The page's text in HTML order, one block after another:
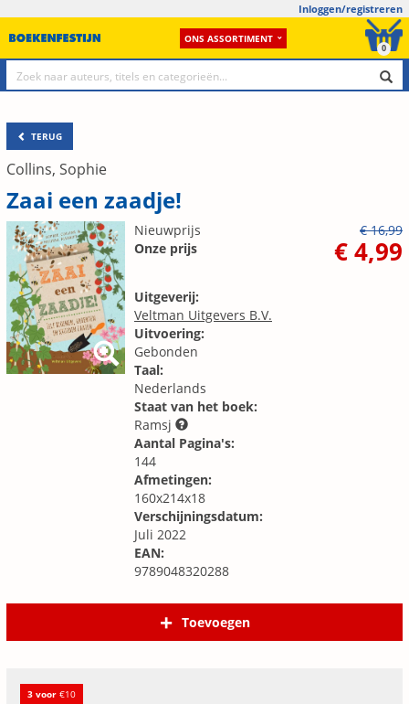
Inloggen/registreren
ONS ASSORTIMENT
0
TERUG
Collins, Sophie
Zaai een zaadje!
Nieuwprijs
€ 16,99
Onze prijs
€ 4,99
Uitgeverij:
Veltman Uitgevers B.V.
Uitvoering:
Gebonden
Taal:
Nederlands
Staat van het boek:
Ramsj
Aantal Pagina's:
144
Afmetingen:
160x214x18
Verschijningsdatum:
Juli 2022
EAN:
9789048320288
Toevoegen
3 voor €10